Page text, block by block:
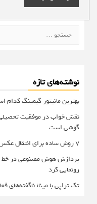
برای:
نوشته‌های تازه
بهترین مانیتور گیمینگ کدام است؟
نقش خواب در موفقیت تحصیلی
گوشی است
۷ روش ساده برای انتقال عکس‌ها بدون افت کیفیت
پردازش هوش مصنوعی در خط
رونمایی کرد
تک تراپی با مینا؛